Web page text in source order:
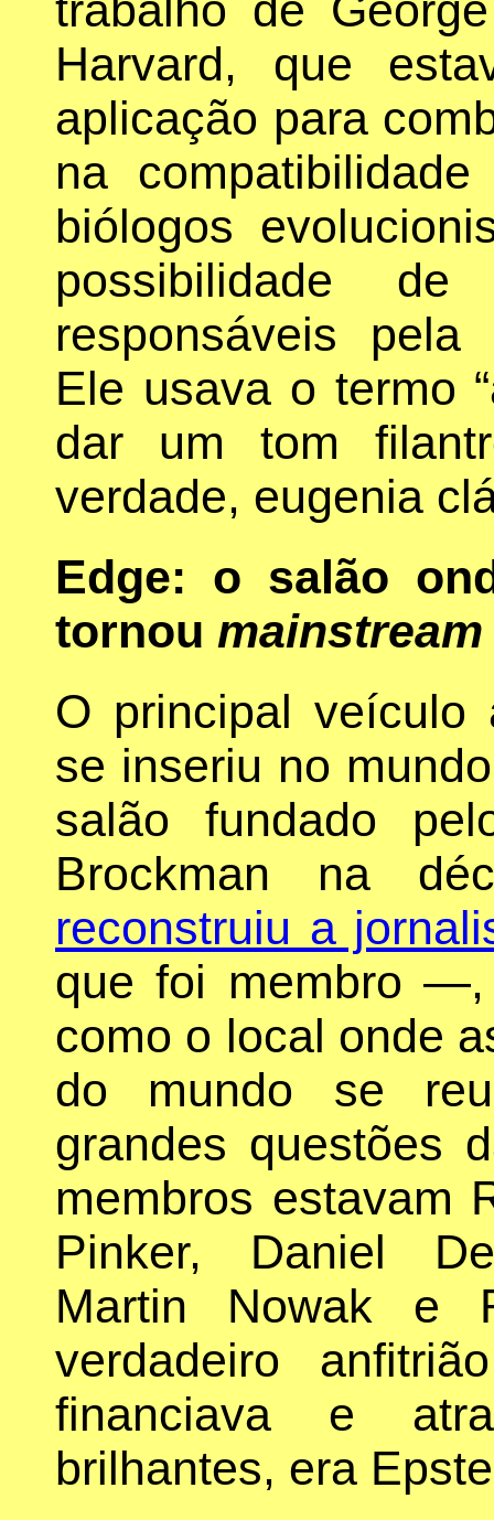
Harvard, que
aplicação para
na
biólogos
possibilidade
responsáveis pela
Ele usava o termo
dar um tom
verdade, eugenia
Edge: o salão
tornou mainstream
O principal veículo
se inseriu no
salão fundado
Brockman na
reconstruiu a
que foi membro —,
como o local onde
do mundo se
grandes questões
membros estavam
Pinker, Daniel
Martin Nowak e
verdadeiro
financiava e
brilhantes, era